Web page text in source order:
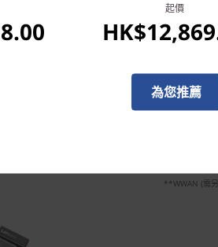
有了
現況，
連線
型號更
私隱防
心！
*WiFi 6E 須
**WWAN (需
起價
為您推薦